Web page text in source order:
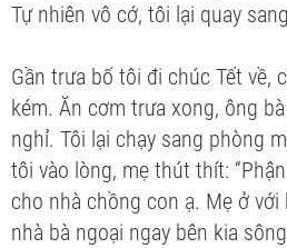
Tự nhiên vô cớ, tôi lại quay
Gần trưa bố tôi đi chúc Tết về,
kém. Ăn cơm trưa xong, ông
nghỉ. Tôi lại chạy sang phòng
tôi vào lòng, mẹ thút thít:
cho nhà chồng con ạ. Mẹ ở
nhà bà ngoại ngay bên kia